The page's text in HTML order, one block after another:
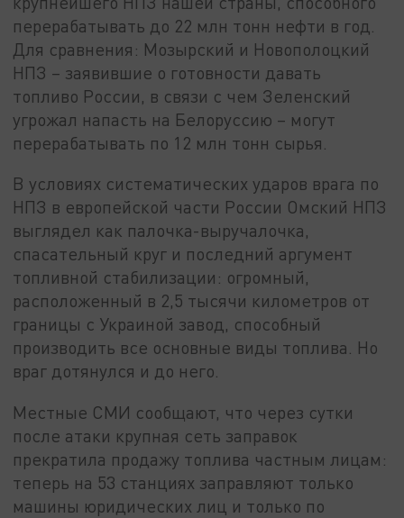
перерабатывать до 22 млн тонн нефти в год.
Для сравнения: Мозырский и Новополоцкий
НПЗ – заявившие о готовности давать
топливо России, в связи с чем Зеленский
угрожал напасть на Белоруссию – могут
перерабатывать по 12 млн тонн сырья.
В условиях систематических ударов врага по
НПЗ в европейской части России Омский НПЗ
выглядел как палочка-выручалочка,
спасательный круг и последний аргумент
топливной стабилизации: огромный,
расположенный в 2,5 тысячи километров от
границы с Украиной завод, способный
производить все основные виды топлива. Но
враг дотянулся и до него.
Местные СМИ сообщают, что через сутки
после атаки крупная сеть заправок
прекратила продажу топлива частным лицам:
теперь на 53 станциях заправляют только
машины юридических лиц и только по